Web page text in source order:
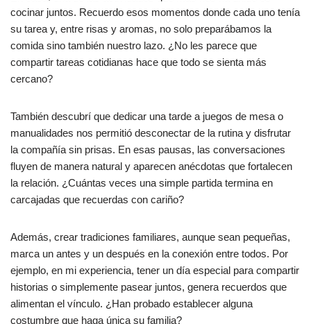
cocinar juntos. Recuerdo esos momentos donde cada uno tenía
su tarea y, entre risas y aromas, no solo preparábamos la
comida sino también nuestro lazo. ¿No les parece que
compartir tareas cotidianas hace que todo se sienta más
cercano?
También descubrí que dedicar una tarde a juegos de mesa o
manualidades nos permitió desconectar de la rutina y disfrutar
la compañía sin prisas. En esas pausas, las conversaciones
fluyen de manera natural y aparecen anécdotas que fortalecen
la relación. ¿Cuántas veces una simple partida termina en
carcajadas que recuerdas con cariño?
Además, crear tradiciones familiares, aunque sean pequeñas,
marca un antes y un después en la conexión entre todos. Por
ejemplo, en mi experiencia, tener un día especial para compartir
historias o simplemente pasear juntos, genera recuerdos que
alimentan el vínculo. ¿Han probado establecer alguna
costumbre que haga única su familia?